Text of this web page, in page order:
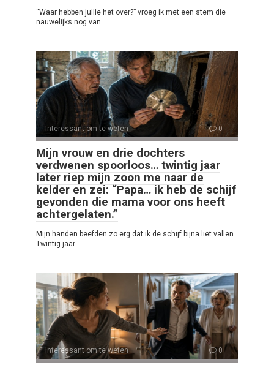
“Waar hebben jullie het over?” vroeg ik met een stem die
nauwelijks nog van
Interessant om te weten 0
Mijn vrouw en drie dochters
verdwenen spoorloos… twintig jaar
later riep mijn zoon me naar de
kelder en zei: “Papa… ik heb de schijf
gevonden die mama voor ons heeft
achtergelaten.”
Mijn handen beefden zo erg dat ik de schijf bijna liet vallen.
Twintig jaar.
Interessant om te weten 0